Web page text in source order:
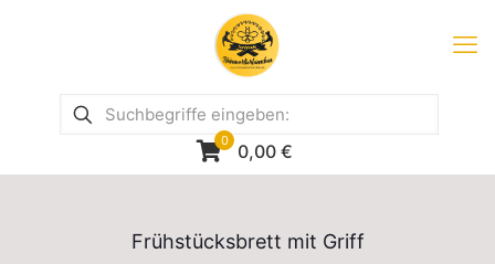
0 0,00 €
Frühstücksbrett mit Griff